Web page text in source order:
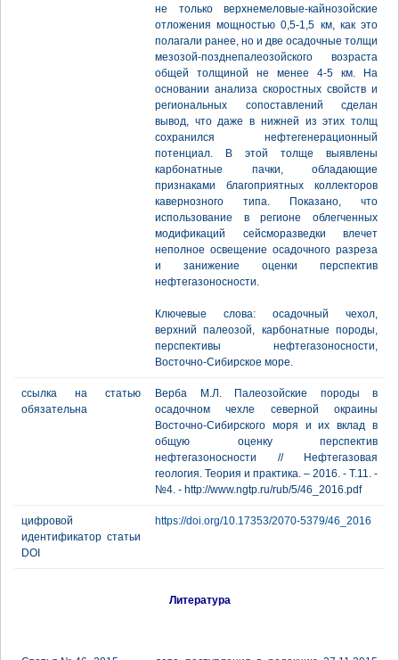
не только верхнемеловые-кайнозойские
отложения мощностью 0,5-1,5 км, как это
полагали ранее, но и две осадочные толщи
мезозой-позднепалеозойского возраста
общей толщиной не менее 4-5 км. На
основании анализа скоростных свойств и
региональных сопоставлений сделан
вывод, что даже в нижней из этих толщ
сохранился нефтегенерационный
потенциал. В этой толще выявлены
карбонатные пачки, обладающие
признаками благоприятных коллекторов
кавернозного типа. Показано, что
использование в регионе облегченных
модификаций сейсморазведки влечет
неполное освещение осадочного разреза
и занижение оценки перспектив
нефтегазоносности.
Ключевые слова: осадочный чехол,
верхний палеозой, карбонатные породы,
перспективы нефтегазоносности,
Восточно-Сибирское море.
ссылка на статью
обязательна
Верба М.Л. Палеозойские породы в
осадочном чехле северной окраины
Восточно-Сибирского моря и их вклад в
общую оценку перспектив
нефтегазоносности // Нефтегазовая
геология. Теория и практика. – 2016. - Т.11. -
№4. - http://www.ngtp.ru/rub/5/46_2016.pdf
цифровой
идентификатор статьи
DOI
https://doi.org/10.17353/2070-5379/46_2016
Литература